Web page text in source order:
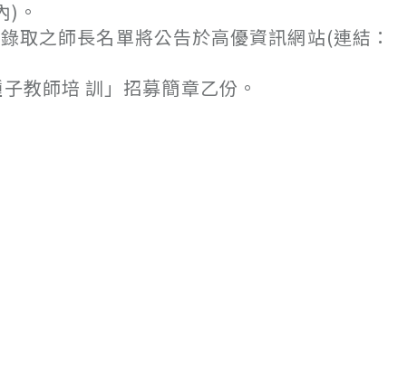
。
師長名單將公告於高優資訊網站(連結：
教師培 訓」招募簡章乙份。